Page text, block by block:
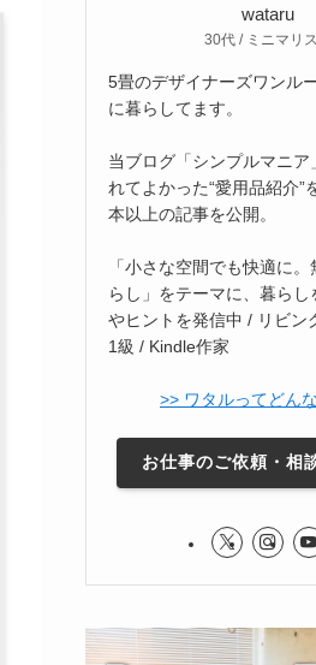
wataru
30代 / ミニマリ
5畳のデザイナーズワンル
に暮らしてます。
当ブログ「シンプルマニア
れてよかった“愛用品紹介”
本以上の記事を公開。
「小さな空間でも快適に
らし」をテーマに、暮らし
やヒントを発信中 / リビン
1級 / Kindle作家
>> ワタルってどん
お仕事のご依頼・相